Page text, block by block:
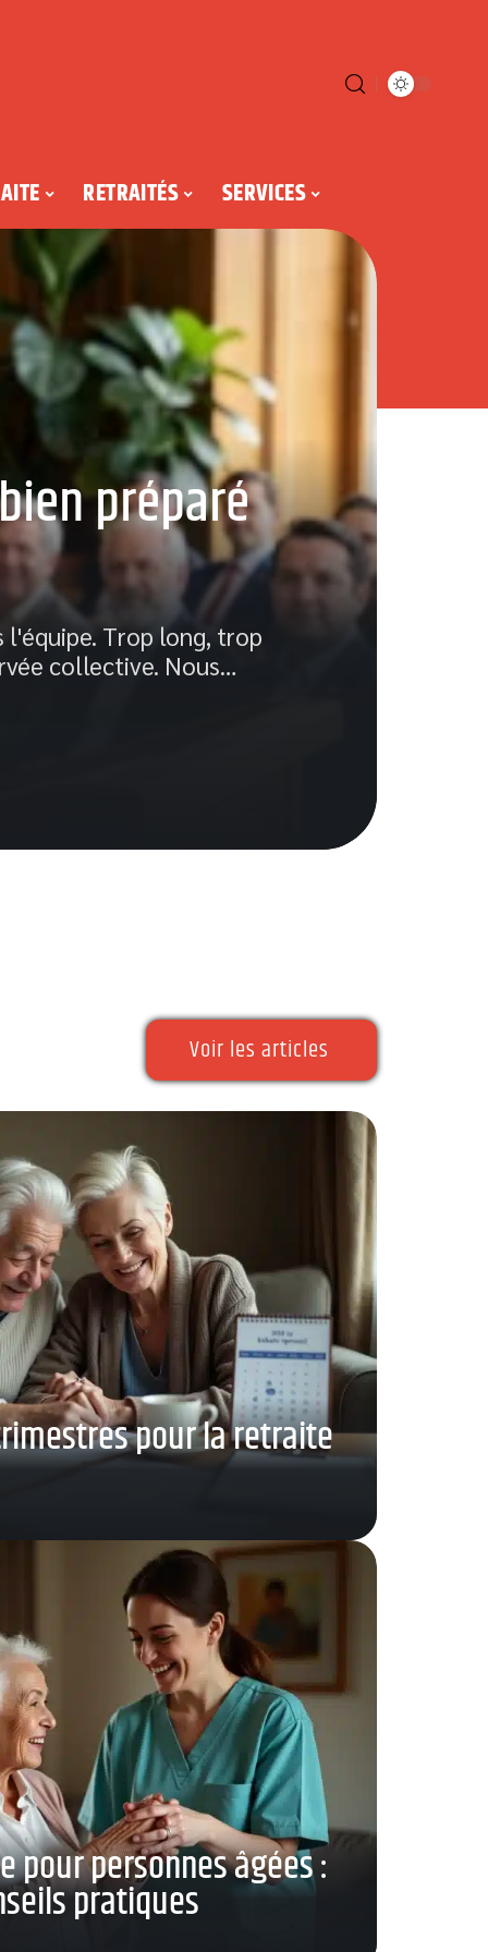
RETRAITÉS SERVICES
préparé
l'équipe. Trop long, trop
collective. Nous…
Voir les articles
pour la retraite
pour personnes âgées :
pratiques